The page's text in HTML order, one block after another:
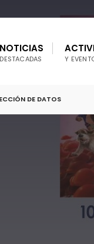
NOTICIAS
DESTACADAS Y
DE DATOS